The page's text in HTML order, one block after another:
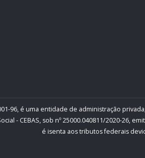
96, é uma entidade de administração
- CEBAS, sob nº 25000.040811/2020-26,
é isenta aos tributos federais